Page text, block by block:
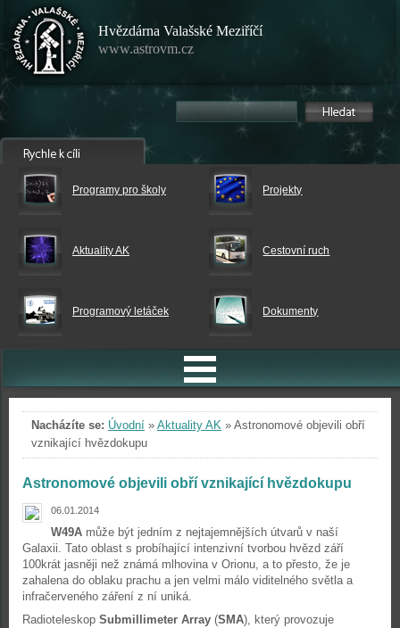
Hvězdárna Valašské Meziříčí
www.astrovm.cz
Programy pro školy Projekty
Aktuality AK Cestovní ruch
Programový letáček Dokumenty
Nacházíte se: Úvodní » Aktuality AK » Astronomové objevili obří
vznikající hvězdokupu
Astronomové objevili obří vznikající hvězdokupu
06.01.2014
W49A může být jedním z nejtajemnějších útvarů v naší
Galaxii. Tato oblast s probíhající intenzivní tvorbou hvězd září
100krát jasněji než známá mlhovina v Orionu, a to přesto, že je
zahalena do oblaku prachu a jen velmi málo viditelného světla a
infračerveného záření z ní uniká.
Radioteleskop Submillimeter Array (SMA), který provozuje